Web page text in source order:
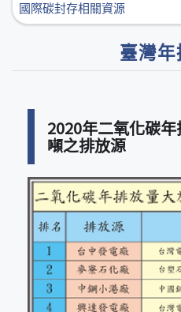
國際碳封存相關資源
臺灣年
2020年二氧化碳
噸之排放源